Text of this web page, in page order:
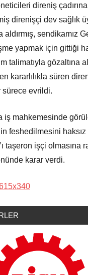
direniş
direnişçi dev sağlık
aldırmış, sendikamız
yapmak için gittiği
talimatıyla gözaltına
kararlılıkla süren
sürece evrildi.
iş mahkemesinde
feshedilmesini
taşeron işçi olmasına
karar verdi.